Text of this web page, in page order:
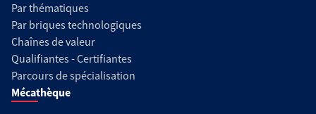
Par thématiques
Par briques technologiques
Chaînes de valeur
Qualifiantes - Certifiantes
Parcours de spécialisation
Mécathèque